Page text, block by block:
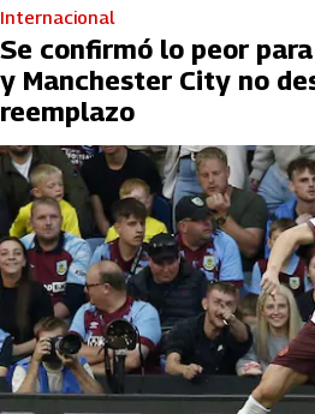
Internacional
Se confirmó lo peor
y Manchester City no
reemplazo